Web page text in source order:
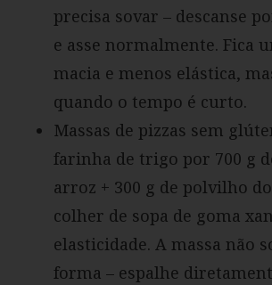
precisa sovar – descanse
e asse normalmente. Fica
macia e menos elástica,
quando o tempo é curto.
Massas de pizzas sem
farinha de trigo por 700 g
arroz + 300 g de polvilho
colher de sopa de goma
elasticidade. A massa não
forma – espalhe